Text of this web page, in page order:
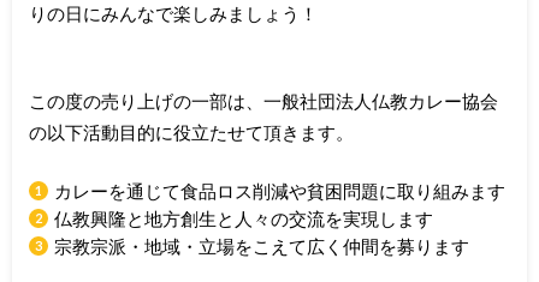
りの日にみんなで楽しみましょう！
この度の売り上げの一部は、一般社団法人仏教カレー協会
の以下活動目的に役立たせて頂きます。
カレーを通じて食品ロス削減や貧困問題に取り組みます
仏教興隆と地方創生と人々の交流を実現します
宗教宗派・地域・立場をこえて広く仲間を募ります